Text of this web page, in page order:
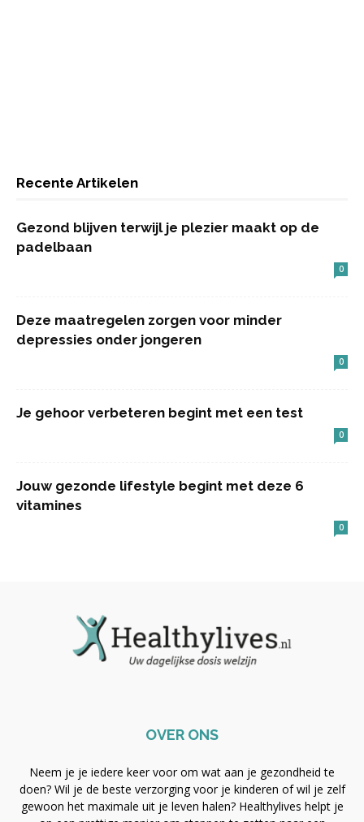
Recente Artikelen
Gezond blijven terwijl je plezier maakt op de
padelbaan
0
Deze maatregelen zorgen voor minder
depressies onder jongeren
0
Je gehoor verbeteren begint met een test
0
Jouw gezonde lifestyle begint met deze 6
vitamines
0
OVER ONS
Neem je je iedere keer voor om wat aan je gezondheid te
doen? Wil je de beste verzorging voor je kinderen of wil je zelf
gewoon het maximale uit je leven halen? Healthylives helpt je